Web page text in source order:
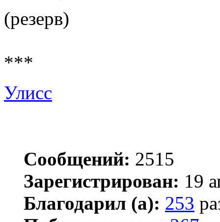
(резерв)
***
Улисс
Сообщений: 2515
Зарегистрирован: 19
Благодарил (а): 253